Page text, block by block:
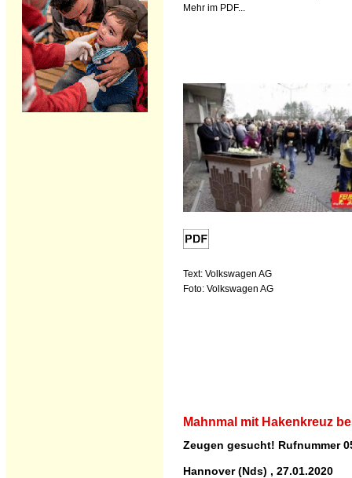
Mehr im PDF...
Text: Volkswagen AG
Foto: Volkswagen AG
Mahnmal mit Hakenkreuz
Zeugen gesucht! Rufnummer
Hannover (Nds) , 27.01.2020